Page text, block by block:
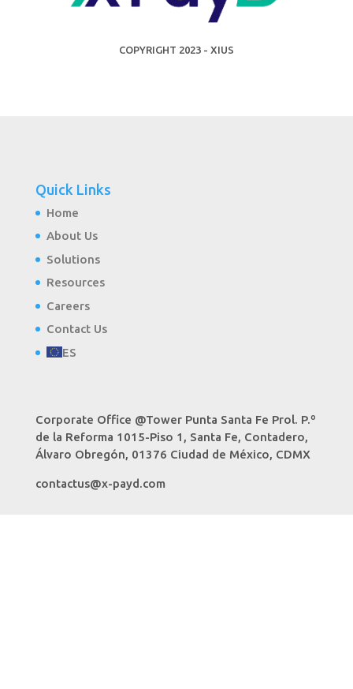
COPYRIGHT 2023 - XIUS
Quick Links
Home
About Us
Solutions
Resources
Careers
Contact Us
ES
Corporate Office @Tower Punta Santa Fe Prol. P.º
de la Reforma 1015-Piso 1, Santa Fe, Contadero,
Álvaro Obregón, 01376 Ciudad de México, CDMX
contactus@x-payd.com